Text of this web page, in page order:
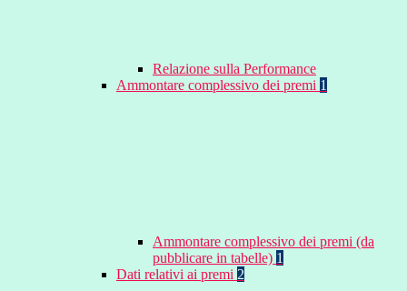
Relazione sulla Performance
Ammontare complessivo dei premi 1
Ammontare complessivo dei premi (da
pubblicare in tabelle) 1
Dati relativi ai premi 2